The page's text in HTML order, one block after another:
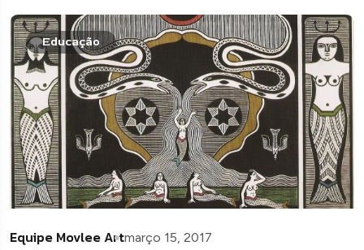
Educação
Equipe Movlee Artmarço 15, 2017